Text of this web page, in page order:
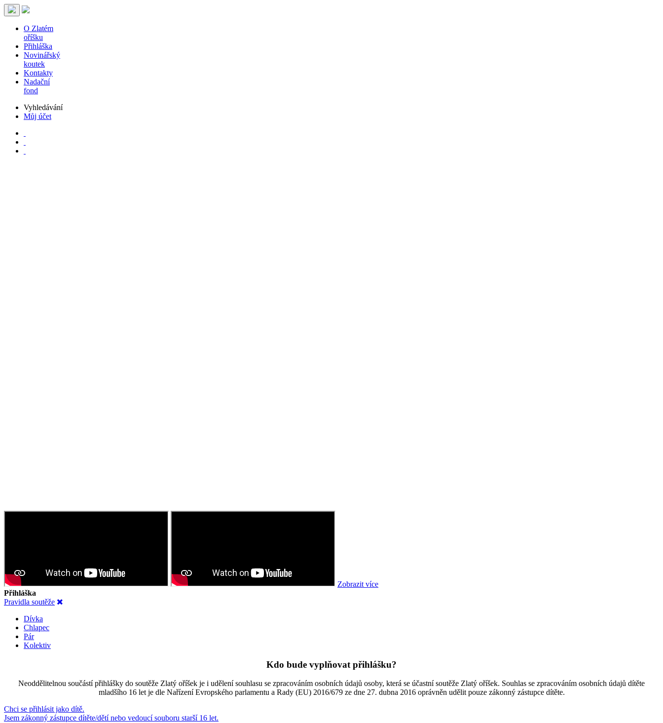
O Zlatém
oříšku
Přihláška
Novinářský
koutek
Kontakty
Nadační
fond
Vyhledávání
Můj účet
Zobrazit více
Přihláška
Pravidla soutěže
Dívka
Chlapec
Pár
Kolektiv
Kdo bude vyplňovat přihlášku?
Neoddělitelnou součástí přihlášky do soutěže Zlatý oříšek je i udělení souhlasu se zpracováním osobních údajů osoby, která se účastní soutěže Zlatý oříšek. Souhlas se zpracováním osobních údajů dítěte
mladšího 16 let je dle Nařízení Evropského parlamentu a Rady (EU) 2016/679 ze dne 27. dubna 2016 oprávněn udělit pouze zákonný zástupce dítěte.
Chci se přihlásit jako dítě.
Jsem zákonný zástupce dítěte/dětí nebo vedoucí souboru starší 16 let.